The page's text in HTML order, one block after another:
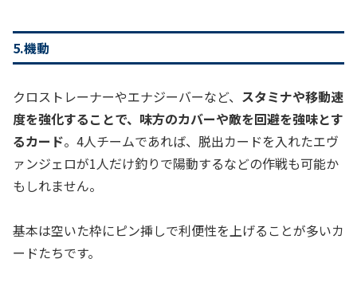
5.機動
クロストレーナーやエナジーバーなど、 スタミナや移動速
度を強化することで、味方のカバーや敵を回避を強味とす
るカード。4人チームであれば、脱出カードを入れたエヴ
ァンジェロが1人だけ釣りで陽動するなどの作戦も可能か
もしれません。
基本は空いた枠にピン挿しで利便性を上げることが多いカ
ードたちです。